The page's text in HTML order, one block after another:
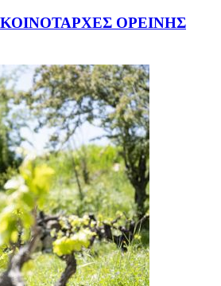
- ΚΟΙΝΟΤΑΡΧΕΣ ΟΡΕΙΝΗΣ